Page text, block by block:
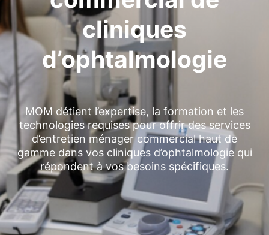
cliniques
d’ophtalmologie
MOM détient l’expertise, la formation et les
technologies requises pour offrir des services
d’entretien ménager commercial haut de
gamme dans vos cliniques d’ophtalmologie qui
répondent à vos besoins spécifiques.